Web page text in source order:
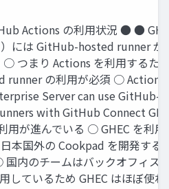
Actions の利用状況 ● ●
には GitHub-hosted runner が
○ つまり Actions を利用するた
runner の利用が必須 ○ Actions:
Server can use GitHub-
with GitHub Connect
用が進んでいる ○ GHEC を利用
本国外の Cookpad を開発する
内のチームはバックオフィス
しているため GHEC はほぼ使